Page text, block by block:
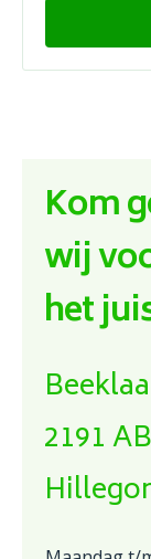
Kom
wij
het
2191 AB